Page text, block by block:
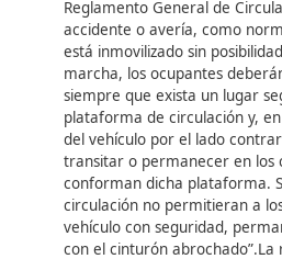
¿Cómo se conecta mi
contratar un servicio
El dispositivo V-16
para su funcionamiento,
comunicación. No es
externos como
garantizada por un
incluido en el precio de
importante revisar la
dispositivo y en su